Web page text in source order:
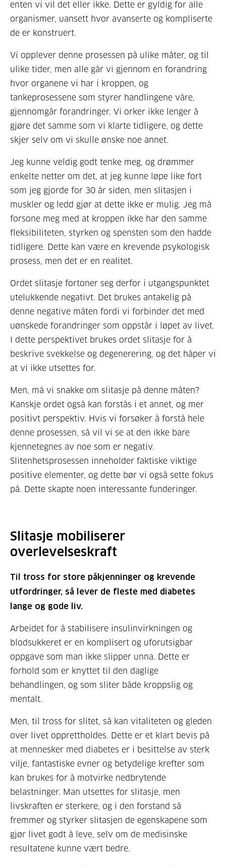
enten vi vil det eller ikke. Dette er gyldig for alle
organismer, uansett hvor avanserte og kompliserte
de er konstruert.
Vi opplever denne prosessen på ulike måter, og til
ulike tider, men alle går vi gjennom en forandring
hvor organene vi har i kroppen, og
tankeprosessene som styrer handlingene våre,
gjennomgår forandringer. Vi orker ikke lenger å
gjøre det samme som vi klarte tidligere, og dette
skjer selv om vi skulle ønske noe annet.
Jeg kunne veldig godt tenke meg, og drømmer
enkelte netter om det, at jeg kunne løpe like fort
som jeg gjorde for 30 år siden, men slitasjen i
muskler og ledd gjør at dette ikke er mulig. Jeg må
forsone meg med at kroppen ikke har den samme
fleksibiliteten, styrken og spensten som den hadde
tidligere. Dette kan være en krevende psykologisk
prosess, men det er en realitet.
Ordet slitasje fortoner seg derfor i utgangspunktet
utelukkende negativt. Det brukes antakelig på
denne negative måten fordi vi forbinder det med
uønskede forandringer som oppstår i løpet av livet.
I dette perspektivet brukes ordet slitasje for å
beskrive svekkelse og degenerering, og det håper vi
at vi ikke utsettes for.
Men, må vi snakke om slitasje på denne måten?
Kanskje ordet også kan forstås i et annet, og mer
positivt perspektiv. Hvis vi forsøker å forstå hele
denne prosessen, så vil vi se at den ikke bare
kjennetegnes av noe som er negativ.
Slitenhetsprosessen inneholder faktiske viktige
positive elementer, og dette bør vi også sette fokus
på. Dette skapte noen interessante funderinger.
Slitasje mobiliserer
overlevelseskraft
Til tross for store påkjenninger og krevende
utfordringer, så lever de fleste med diabetes
lange og gode liv.
Arbeidet for å stabilisere insulinvirkningen og
blodsukkeret er en komplisert og uforutsigbar
oppgave som man ikke slipper unna. Dette er
forhold som er knyttet til den daglige
behandlingen, og som sliter både kroppslig og
mentalt.
Men, til tross for slitet, så kan vitaliteten og gleden
over livet opprettholdes. Dette er et klart bevis på
at mennesker med diabetes er i besittelse av sterk
vilje, fantastiske evner og betydelige krefter som
kan brukes for å motvirke nedbrytende
belastninger. Man utsettes for slitasje, men
livskraften er sterkere, og i den forstand så
fremmer og styrker slitasjen de egenskapene som
gjør livet godt å leve, selv om de medisinske
resultatene kunne vært bedre.